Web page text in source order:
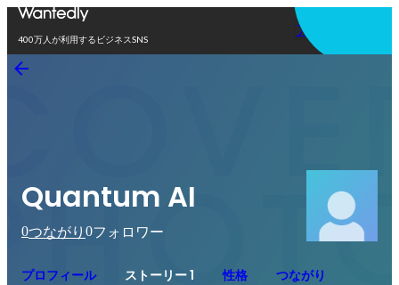
400万人が利用するビジネスSNS
アプリを使う
Quantum AI
0つながり 0フォロワー
プロフィール ストーリー 1 性格 つながり